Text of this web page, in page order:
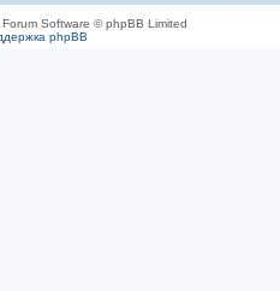
Software © phpBB Limited
phpBB